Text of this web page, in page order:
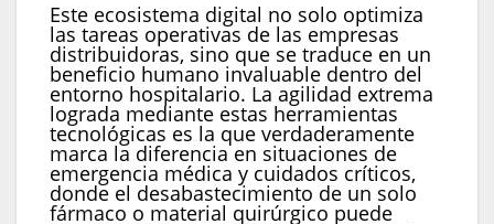
Este ecosistema digital no solo optimiza
las tareas operativas de las empresas
distribuidoras, sino que se traduce en un
beneficio humano invaluable dentro del
entorno hospitalario. La agilidad extrema
lograda mediante estas herramientas
tecnológicas es la que verdaderamente
marca la diferencia en situaciones de
emergencia médica y cuidados críticos,
donde el desabastecimiento de un solo
fármaco o material quirúrgico puede